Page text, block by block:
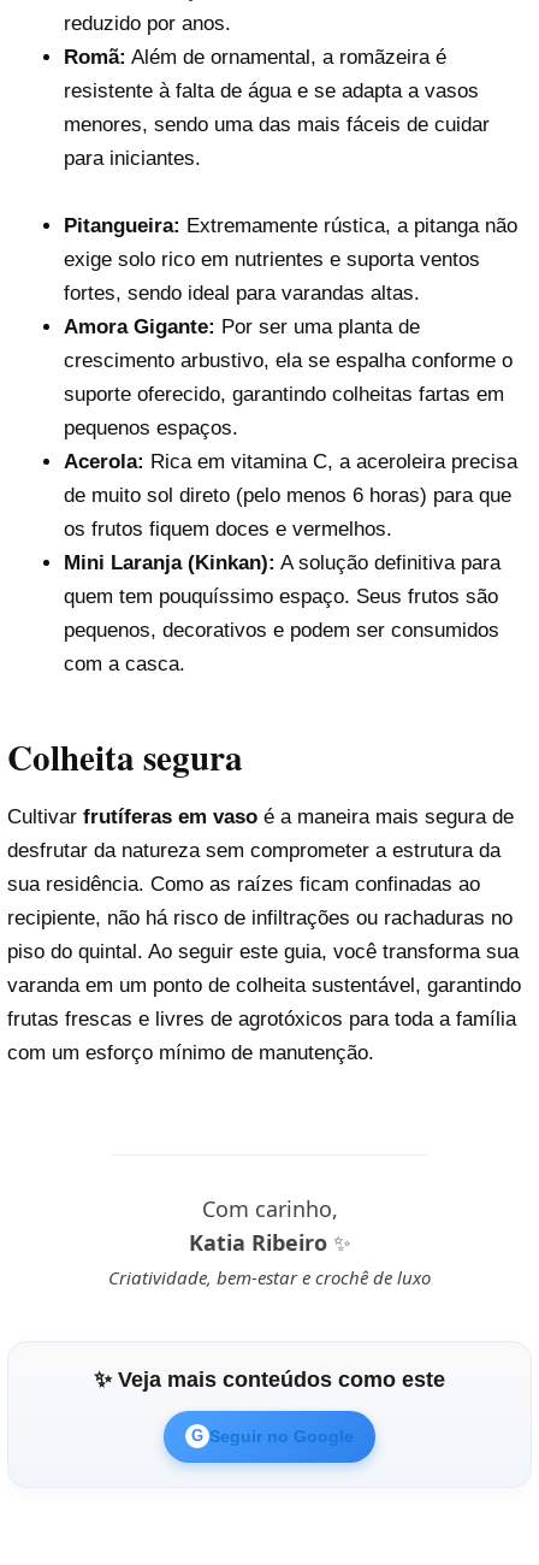
reduzido por anos.
Romã: Além de ornamental, a romãzeira é
resistente à falta de água e se adapta a vasos
menores, sendo uma das mais fáceis de cuidar
para iniciantes.
Pitangueira: Extremamente rústica, a pitanga não
exige solo rico em nutrientes e suporta ventos
fortes, sendo ideal para varandas altas.
Amora Gigante: Por ser uma planta de
crescimento arbustivo, ela se espalha conforme o
suporte oferecido, garantindo colheitas fartas em
pequenos espaços.
Acerola: Rica em vitamina C, a aceroleira precisa
de muito sol direto (pelo menos 6 horas) para que
os frutos fiquem doces e vermelhos.
Mini Laranja (Kinkan): A solução definitiva para
quem tem pouquíssimo espaço. Seus frutos são
pequenos, decorativos e podem ser consumidos
com a casca.
Colheita segura
Cultivar frutíferas em vaso é a maneira mais segura de
desfrutar da natureza sem comprometer a estrutura da
sua residência. Como as raízes ficam confinadas ao
recipiente, não há risco de infiltrações ou rachaduras no
piso do quintal. Ao seguir este guia, você transforma sua
varanda em um ponto de colheita sustentável, garantindo
frutas frescas e livres de agrotóxicos para toda a família
com um esforço mínimo de manutenção.
Com carinho,
Katia Ribeiro✨
Criatividade, bem-estar e crochê de luxo
✨ Veja mais conteúdos como este
G Seguir no Google